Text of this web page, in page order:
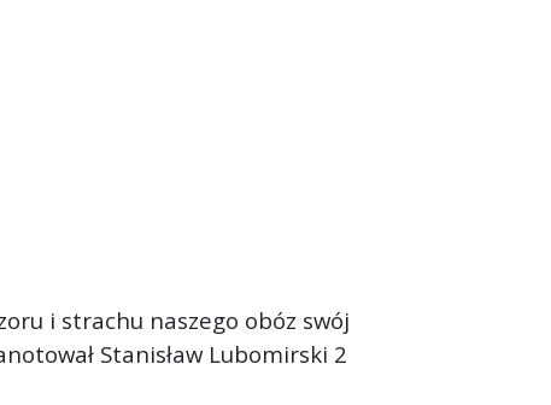
i strachu naszego obóz swój
Stanisław Lubomirski 2